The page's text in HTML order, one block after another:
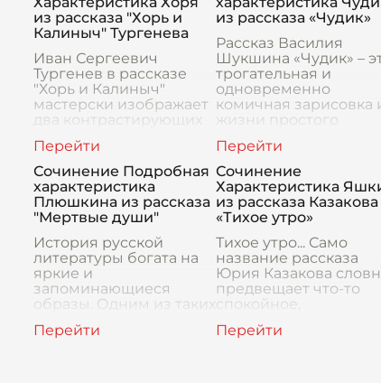
Древней Руси,
занимает особое место
в расска
Сравнивая его с
другими героями,
можно сказа
из рассказа "Хорь и
Калиныч" Тургенева
Иван Сергеевич
Тургенев в рассказе
"Хорь и Калиныч"
мастерски изображает
два контрастирующих
воплощающих
различные взгляды на
жизнь. Хорь,
воплощение
практичност
из рассказа «Чудик»
Рассказ Василия
Шукшина «Чудик» –
трогательная и
одновременно
комичная зарисовка
жизни простого
наделенного душой
ребенка и наивным
взглядом на мир. Гла
Сочинение Подробная
характеристика
Плюшкина из рассказа
"Мертвые души"
История русской
литературы богата на
яркие и
запоминающиеся
образы. Одним из таких
несомненно, является
Сочинение
Характеристика
из рассказа Казакова
«Тихое утро»
Тихое утро... Само
название рассказа
Юрия Казакова
предвещает что-то
спокойное,
за этой тишиной